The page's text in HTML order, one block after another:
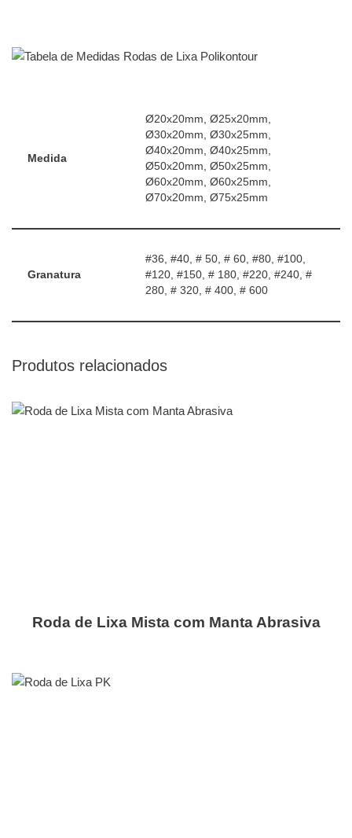
Medida
Ø20x20mm, Ø25x20mm,
Ø30x20mm, Ø30x25mm,
Ø40x20mm, Ø40x25mm,
Ø50x20mm, Ø50x25mm,
Ø60x20mm, Ø60x25mm,
Ø70x20mm, Ø75x25mm
Granatura
#36, #40, # 50, # 60, #80, #100,
#120, #150, # 180, #220, #240, #
280, # 320, # 400, # 600
Produtos relacionados
Roda de Lixa Mista com Manta Abrasiva